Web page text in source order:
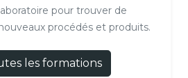
pour trouver de
procédés et produits.
les formations